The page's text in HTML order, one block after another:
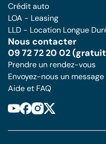
Crédit auto
LOA - Leasing
LLD - Location Longue
Nous contacter
09 72 72 20 02
Prendre un rendez-vous
Envoyez-nous un message
Aide et FAQ